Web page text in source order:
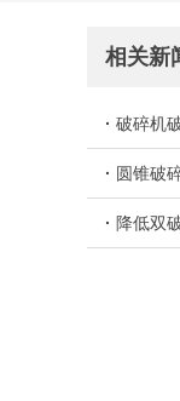
相关新
· 破碎机
· 圆锥破
· 降低双